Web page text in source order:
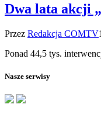
Dwa lata akcji
Przez Redakcja COMTV
Ponad 44,5 tys.
Nasze serwisy